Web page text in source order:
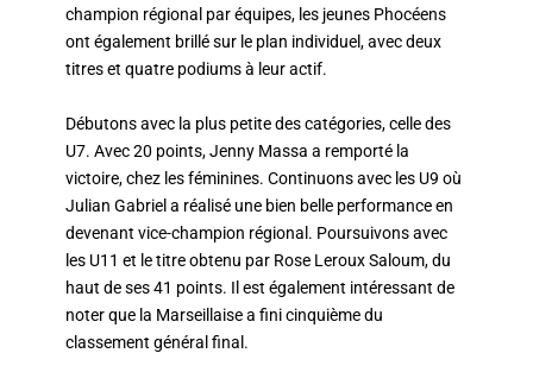
champion régional par équipes, les jeunes Phocéens
ont également brillé sur le plan individuel, avec deux
titres et quatre podiums à leur actif.
Débutons avec la plus petite des catégories, celle des
U7. Avec 20 points, Jenny Massa a remporté la
victoire, chez les féminines. Continuons avec les U9 où
Julian Gabriel a réalisé une bien belle performance en
devenant vice-champion régional. Poursuivons avec
les U11 et le titre obtenu par Rose Leroux Saloum, du
haut de ses 41 points. Il est également intéressant de
noter que la Marseillaise a fini cinquième du
classement général final.